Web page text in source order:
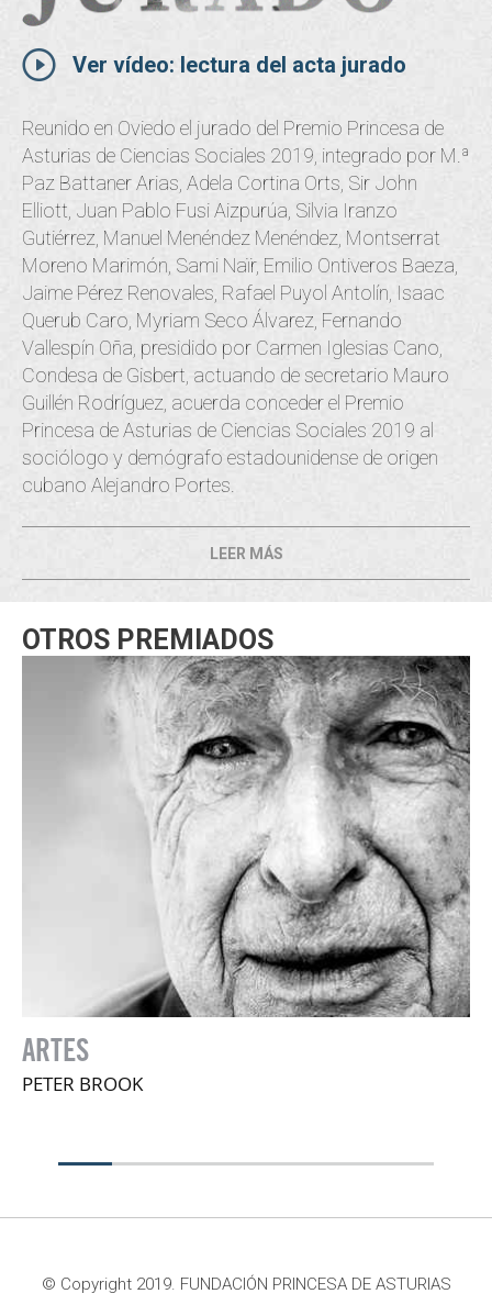
Ver vídeo: lectura del acta jurado
Reunido en Oviedo el jurado del Premio Princesa de
Asturias de Ciencias Sociales 2019, integrado por M.ª
Paz Battaner Arias, Adela Cortina Orts, Sir John
Elliott, Juan Pablo Fusi Aizpurúa, Silvia Iranzo
Gutiérrez, Manuel Menéndez Menéndez, Montserrat
Moreno Marimón, Sami Naїr, Emilio Ontiveros Baeza,
Jaime Pérez Renovales, Rafael Puyol Antolín, Isaac
Querub Caro, Myriam Seco Álvarez, Fernando
Vallespín Oña, presidido por Carmen Iglesias Cano,
Condesa de Gisbert, actuando de secretario Mauro
Guillén Rodríguez, acuerda conceder el Premio
Princesa de Asturias de Ciencias Sociales 2019 al
sociólogo y demógrafo estadounidense de origen
cubano Alejandro Portes.
LEER MÁS
OTROS PREMIADOS
ARTES
PETER BROOK
© Copyright 2019. FUNDACIÓN PRINCESA DE ASTURIAS